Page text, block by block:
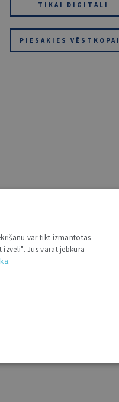
TIKAI DIGITĀLI
PIESAKIES VĒSTKOPAI
var tikt izmantotas
Jūs varat jebkurā
.